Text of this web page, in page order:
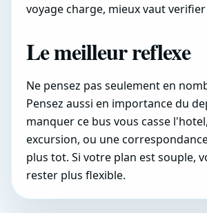
voyage charge, mieux vaut
Le meilleur reflexe
Ne pensez pas seulement en
Pensez aussi en importance du
manquer ce bus vous casse
excursion, ou une
plus tot. Si votre plan est souple,
rester plus flexible.